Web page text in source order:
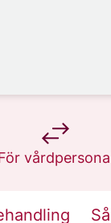
på 1177.se